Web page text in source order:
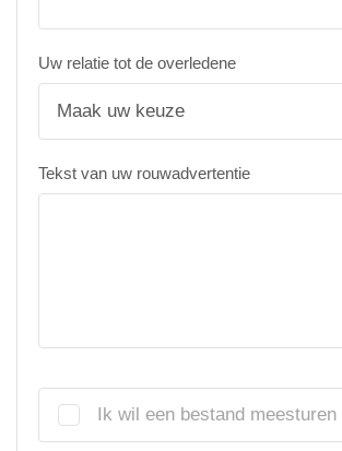
Uw relatie tot de overledene
Tekst van uw rouwadvertentie
Ik wil een bestand meesturen